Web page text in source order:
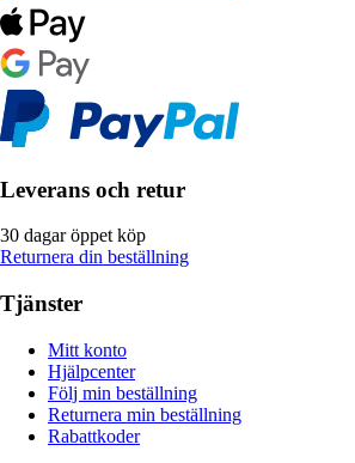
Leverans och retur
30 dagar öppet köp
Returnera din beställning
Tjänster
Mitt konto
Hjälpcenter
Följ min beställning
Returnera min beställning
Rabattkoder